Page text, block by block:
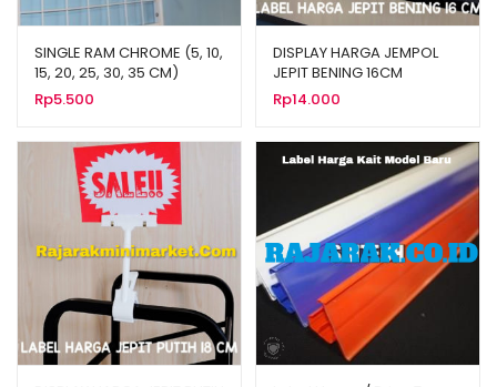
SINGLE RAM CHROME (5, 10,
15, 20, 25, 30, 35 CM)
Rp5.500
DISPLAY HARGA JEMPOL
JEPIT BENING 16CM
Rp14.000